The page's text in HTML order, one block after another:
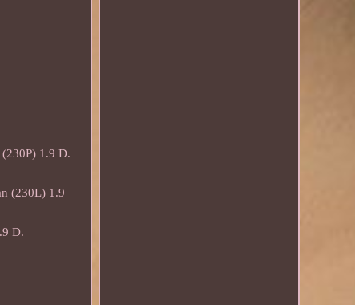
1.9 D.
(230L) 1.9
D.